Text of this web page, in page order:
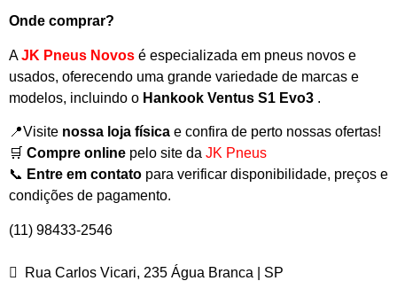
Onde comprar?
AJK Pneus Novos é especializada em pneus novos e
usados, oferecendo uma grande variedade de marcas e
modelos, incluindo o Hankook Ventus S1 Evo3 .
📍Visite nossa loja física e confira de perto nossas ofertas!
🛒 Compre online pelo site da JK Pneus
📞 Entre em contato para verificar disponibilidade, preços e
condições de pagamento.
(11) 98433-2546
Rua Carlos Vicari, 235 Água Branca | SP